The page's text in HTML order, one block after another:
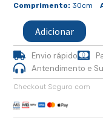
Comprimento: 30cm
Prato
Jantar
Cobalto
Centro
Adicionar
Envio rápido
Antendimento e
Checkout Seguro com